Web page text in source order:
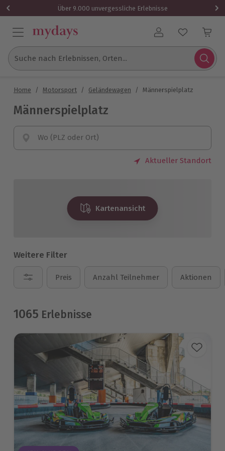
Über 9.000 unvergessliche Erlebnisse
Benutzerkonto
Suche nach Erlebnissen, Orten...
Home / Motorsport / Geländewagen / Männerspielplatz
Männerspielplatz
Wo (PLZ oder Ort)
Aktueller Standort
Kartenansicht
Weitere Filter
Preis Anzahl Teilnehmer Aktionen
1065 Erlebnisse